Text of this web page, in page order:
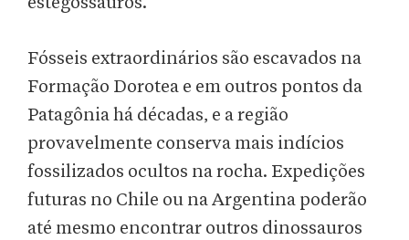
Fósseis extraordinários são escavados na
Formação Dorotea e em outros pontos da
Patagônia há décadas, e a região
provavelmente conserva mais indícios
fossilizados ocultos na rocha. Expedições
futuras no Chile ou na Argentina poderão
até mesmo encontrar outros dinossauros